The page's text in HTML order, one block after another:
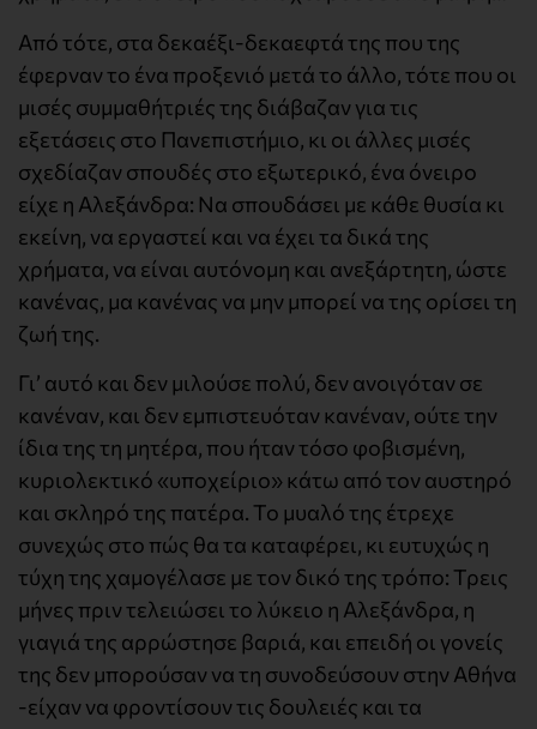
Από τότε, στα δεκαέξι-δεκαεφτά της που της
έφερναν το ένα προξενιό μετά το άλλο, τότε που οι
μισές συμμαθήτριές της διάβαζαν για τις
εξετάσεις στο Πανεπιστήμιο, κι οι άλλες μισές
σχεδίαζαν σπουδές στο εξωτερικό, ένα όνειρο
είχε η Αλεξάνδρα: Να σπουδάσει με κάθε θυσία κι
εκείνη, να εργαστεί και να έχει τα δικά της
χρήματα, να είναι αυτόνομη και ανεξάρτητη, ώστε
κανένας, μα κανένας να μην μπορεί να της ορίσει τη
ζωή της.
Γι’ αυτό και δεν μιλούσε πολύ, δεν ανοιγόταν σε
κανέναν, και δεν εμπιστευόταν κανέναν, ούτε την
ίδια της τη μητέρα, που ήταν τόσο φοβισμένη,
κυριολεκτικό «υποχείριο» κάτω από τον αυστηρό
και σκληρό της πατέρα. Το μυαλό της έτρεχε
συνεχώς στο πώς θα τα καταφέρει, κι ευτυχώς η
τύχη της χαμογέλασε με τον δικό της τρόπο: Τρεις
μήνες πριν τελειώσει το λύκειο η Αλεξάνδρα, η
γιαγιά της αρρώστησε βαριά, και επειδή οι γονείς
της δεν μπορούσαν να τη συνοδεύσουν στην Αθήνα
-είχαν να φροντίσουν τις δουλειές και τα